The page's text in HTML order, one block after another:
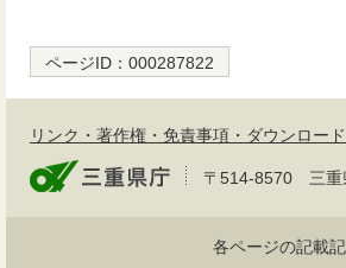
ページID： 000287822
リンク・著作権・免責事項・ダウンロード
〒514-8570 三重
各ページの記載